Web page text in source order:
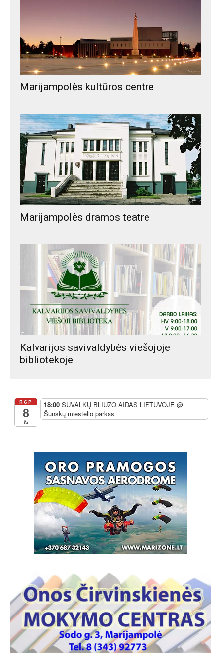
Marijampolės kultūros centre
Marijampolės dramos teatre
Kalvarijos savivaldybės viešojoje
bibliotekoje
RGP
8
Št
18:00 SUVALKŲ BLIUZO AIDAS LIETUVOJE @
Šunskų miestelio parkas